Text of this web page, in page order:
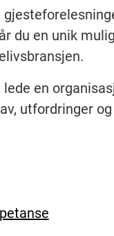
du en unik
en
utfordringer